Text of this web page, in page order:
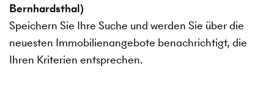
Bernhardsthal)
Speichern Sie Ihre Suche und werden Sie über die
neuesten Immobilienangebote benachrichtigt, die
Ihren Kriterien entsprechen.